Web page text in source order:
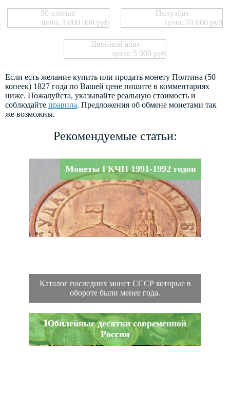
50 злотых
цена: 3 000 000 руб
Полуабаз
цена: 70 000 руб
Двойной абаз
цена: 5 000 руб
Если есть желание купить или продать монету Полтина (50
копеек) 1827 года по Вашей цене пишите в комментариях
ниже. Пожалуйста, указывайте реальную стоимость и
соблюдайте правила. Предложения об обмене монетами так
же возможны.
Рекомендуемые статьи:
Монеты ГКЧП 1991-1992 годов
Каталог последних монет СССР которые в
обороте были менее года.
Юбилейные десятки современной
России